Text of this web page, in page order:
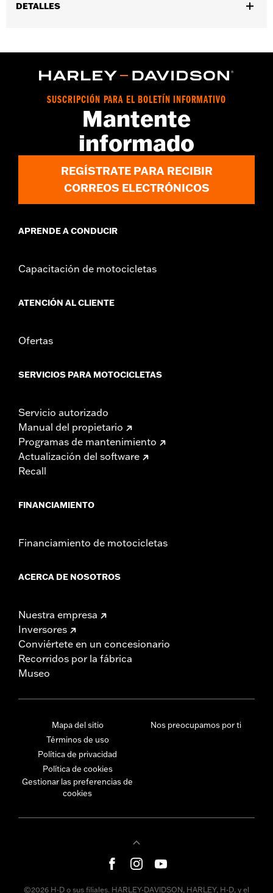
DETALLES
2009 y posteriores equipados con equipaje Tour-Pak® de
soporte rígido requieren la compra del kit de conversión
adecuado H-D® Detachables™ Tour-Pak®. Los modelos
de conversión desmontable N.° de pieza 54000383. Para el
del kit de elementos de sujeción n.° de pieza 54000383A. Para
los modelos FLTRXSTSE 2025 y posteriores y FLHXSTSE 2026 y
posteriores se requiere la compra por separado del kit de
elementos de sujeción n.° de pieza 54000337. No se adapta a los
kits de amortiguadores de depósito remoto n.° de pieza
54000193, 54000350, y 54000351.
vinRequerido:false
GARANTÍA:
1 año de garantía limitada – Consulta
d.com/warranty
SUSCRIPCIÓN PARA EL BOLETÍN INFORMATIVO
Mantente
informado
REGÍSTRATE PARA RECIBIR
CORREOS ELECTRÓNICOS
APRENDE A CONDUCIR
Capacitación de motocicletas
ATENCIÓN AL CLIENTE
Ofertas
SERVICIOS PARA MOTOCICLETAS
Servicio autorizado
Manual del propietario
Programas de mantenimiento
Actualización del software
Recall
FINANCIAMIENTO
Financiamiento de motocicletas
ACERCA DE NOSOTROS
Nuestra empresa
Inversores
Conviértete en un concesionario
Recorridos por la fábrica
Museo
Mapa del sitio
Términos de uso
Política de privacidad
Política de cookies
Gestionar las preferencias de
cookies
Nos preocupamos por ti
©2026 H-D o sus filiales. HARLEY-DAVIDSON, HARLEY, H-D, y el